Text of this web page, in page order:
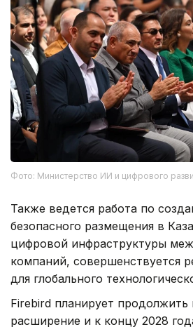
Фото: Министерство ИИ и цифрового
Также ведется работа по
безопасного размещения в
цифровой инфраструктуры
компаний, совершенствуется
для глобального
Firebird планирует
расширение и к концу 2028